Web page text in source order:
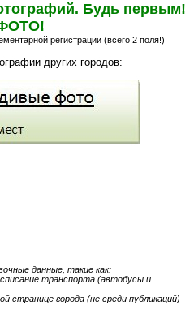
Будь первым!
регистрации (всего 2 поля!)
других городов:
данные, такие как:
транспорта (автобусы и
странице города (не среди публикаций)